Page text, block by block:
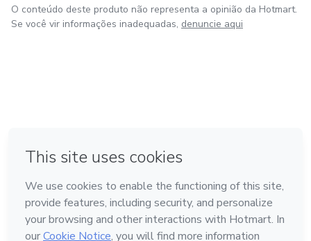
O conteúdo deste produto não representa a opinião da Hotmart.
Se você vir informações inadequadas, denuncie aqui
Feito com ❤ em Bogotá
Conheça a Hotmart